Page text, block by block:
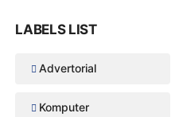
LABELS LIST
Advertorial
Komputer